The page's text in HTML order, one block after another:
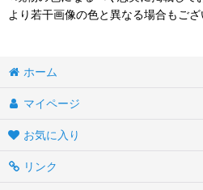
より若干画像の色と異なる場合もござ
ホーム
マイページ
お気に入り
リンク